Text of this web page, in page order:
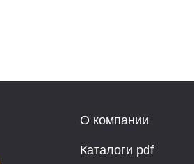
О компании
Каталоги pdf